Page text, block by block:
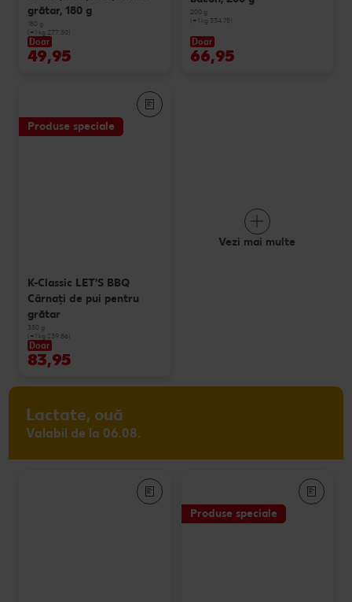
grătar, 180 g
180 g
(=1 kg 277.50)
Doar
49,95
200 g
(=1 kg 334.75)
Doar
66,95
Produse speciale
K-Classic LET'S BBQ
Cârnaţi de pui pentru
grătar
350 g
(=1 kg 239.86)
Doar
83,95
Vezi mai multe
Lactate, ouă
Valabil de la 06.08.
Produse speciale